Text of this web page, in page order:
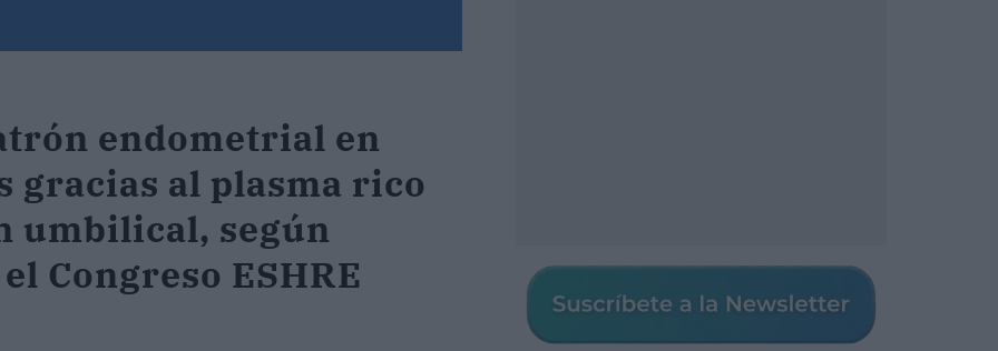
endometrial en
gracias al plasma rico
umbilical, según
Congreso ESHRE